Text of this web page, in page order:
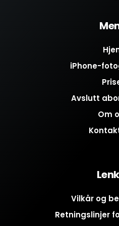
iPhone-
Avslutt
Om
Vilkår og
Retningslinjer